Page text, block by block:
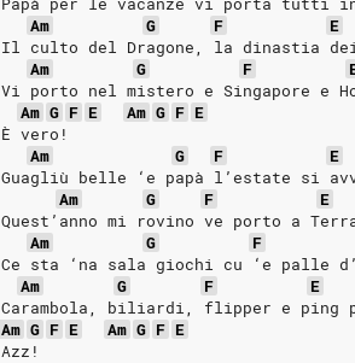
Am
G F
E
Il culto del Dragone, la dinastia dei
Am
G F
Vi porto nel mistero e Singapore e
Am G F E Am G F E
È vero!
Am
G F
E
Guagliù belle ‘e papà l’estate si
Am
G F
E
Quest’anno mi rovino ve porto a
Am
G F
Ce sta ‘na sala giochi cu ‘e palle
Am
G F
E
Carambola, biliardi, flipper e ping
Am G F E Am G F E
Azz!